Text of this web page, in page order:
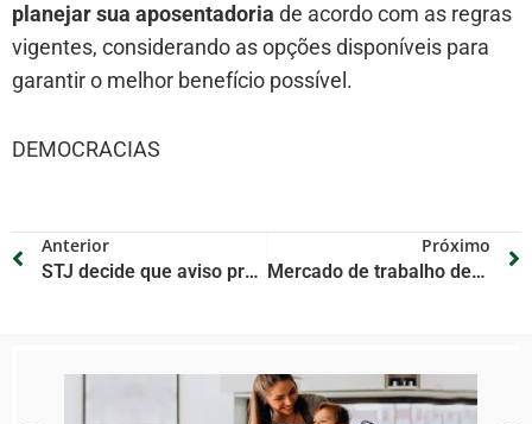
planejar sua aposentadoria de acordo com as regras
vigentes, considerando as opções disponíveis para
garantir o melhor benefício possível.
DEMOCRACIAS
Anterior
STJ decide que aviso prévio indenizado não conta como tempo de serviço para aposentadoria
Próximo
Mercado de trabalho deve seguir apertado no início de 2025